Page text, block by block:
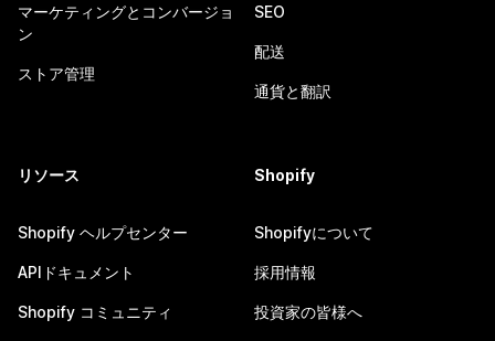
マーケティングとコンバージョ
ン
ストア管理
SEO
配送
通貨と翻訳
リソース
Shopify ヘルプセンター
APIドキュメント
Shopify コミュニティ
Shopify
Shopifyについて
採用情報
投資家の皆様へ